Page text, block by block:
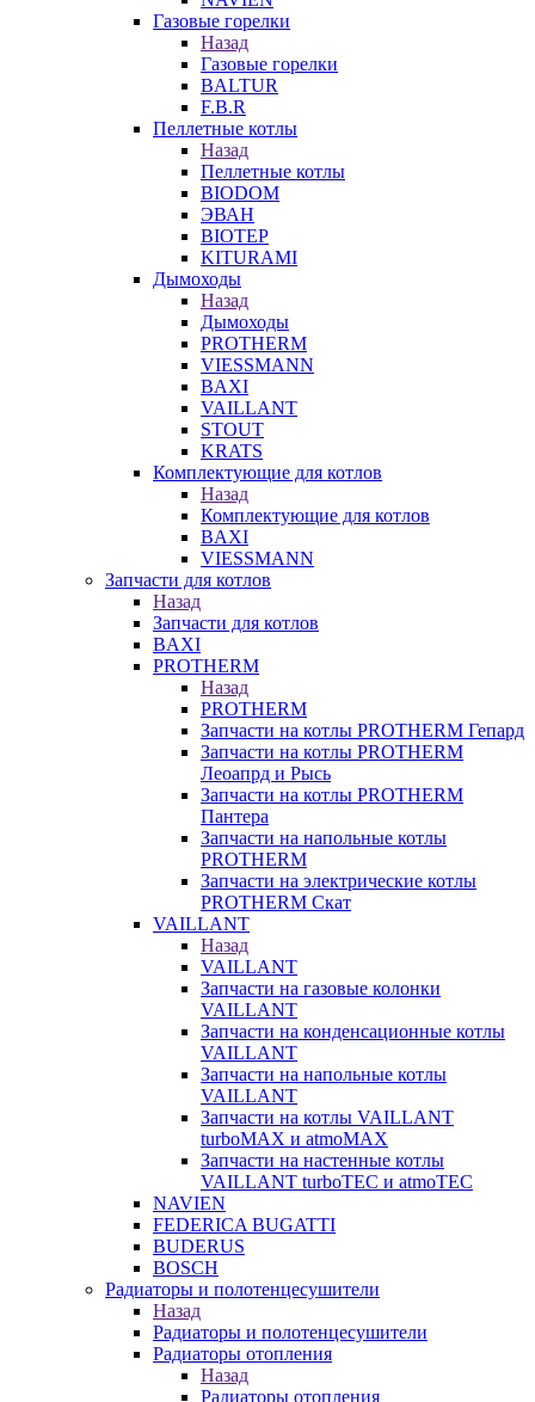
Газовые горелки
Назад
Газовые горелки
BALTUR
F.B.R
Пеллетные котлы
Назад
Пеллетные котлы
BIODOM
ЭВАН
BIOTEP
KITURAMI
Дымоходы
Назад
Дымоходы
PROTHERM
VIESSMANN
BAXI
VAILLANT
STOUT
KRATS
Комплектующие для котлов
Назад
Комплектующие для котлов
BAXI
VIESSMANN
Запчасти для котлов
Назад
Запчасти для котлов
BAXI
PROTHERM
Назад
PROTHERM
Запчасти на котлы PROTHERM Гепард
Запчасти на котлы PROTHERM
Леоапрд и Рысь
Запчасти на котлы PROTHERM
Пантера
Запчасти на напольные котлы
PROTHERM
Запчасти на электрические котлы
PROTHERM Скат
VAILLANT
Назад
VAILLANT
Запчасти на газовые колонки
VAILLANT
Запчасти на конденсационные котлы
VAILLANT
Запчасти на напольные котлы
VAILLANT
Запчасти на котлы VAILLANT
turboMAX и atmoMAX
Запчасти на настенные котлы
VAILLANT turboTEC и atmoTEC
NAVIEN
FEDERICA BUGATTI
BUDERUS
BOSCH
Радиаторы и полотенцесушители
Назад
Радиаторы и полотенцесушители
Радиаторы отопления
Назад
Радиаторы отопления